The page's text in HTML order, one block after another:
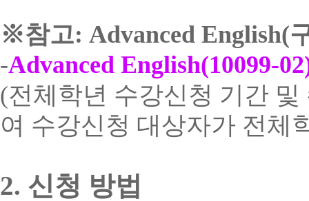
※참고: Advanced English(
-Advanced English(10099-
(전체학년 수강신청 기간
여 수강신청 대상자가 전체
2. 신청 방법